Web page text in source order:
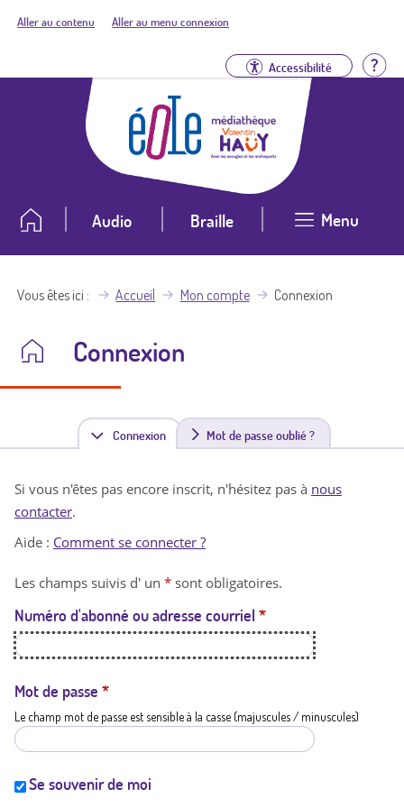
Aller au contenu Aller au menu connexion
Accessibilité
Audio Braille Menu
Vous êtes ici Accueil Mon compte Connexion
Connexion
Connexion(
n
t
a
t
i
Mot de passe oublié ?
Si vous n'êtes pas encore inscrit, n'hésitez pas à nous
contacter.
Aide : Comment se connecter ?
Les champs suivis d' un * sont obligatoires.
Numéro d'abonné ou adresse courriel *
Mot de passe *
Le champ mot de passe est sensible à la casse (majuscules / minuscules)
Se souvenir de moi